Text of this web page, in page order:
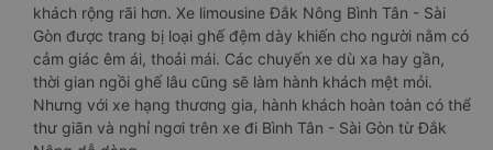
khách rộng rãi hơn. Xe limousine Đắk Nông Bình Tân - Sài
Gòn được trang bị loại ghế đệm dày khiến cho người nằm có
cảm giác êm ái, thoải mái. Các chuyến xe dù xa hay gần,
thời gian ngồi ghế lâu cũng sẽ làm hành khách mệt mỏi.
Nhưng với xe hạng thương gia, hành khách hoàn toàn có thể
thư giãn và nghỉ ngơi trên xe đi Bình Tân - Sài Gòn từ Đắk